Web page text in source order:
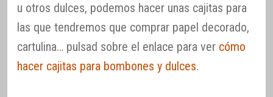
u otros dulces, podemos hacer unas cajitas para
las que tendremos que comprar papel decorado,
cartulina… pulsad sobre el enlace para ver cómo
hacer cajitas para bombones y dulces.